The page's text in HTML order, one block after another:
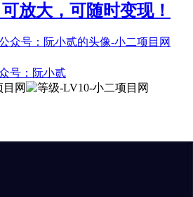
放大，可随时变现！
号：阮小贰